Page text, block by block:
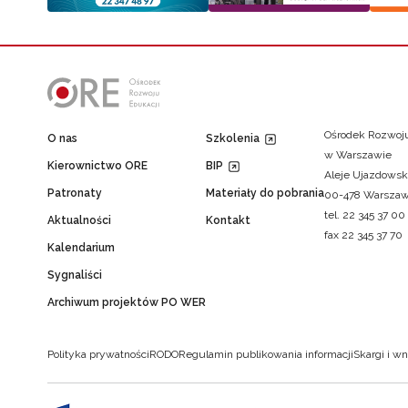
O nas
Kierownictwo ORE
Patronaty
Aktualności
Kalendarium
Sygnaliści
Archiwum projektów PO WER
Szkolenia
BIP
Materiały do pobrania
Kontakt
Ośrodek
w Warszawie
Aleje
00-478
tel. 22 345 37 00
fax 22 345 37 70
Polityka prywatnościRODORegulamin publikowania informacjiSkargi i